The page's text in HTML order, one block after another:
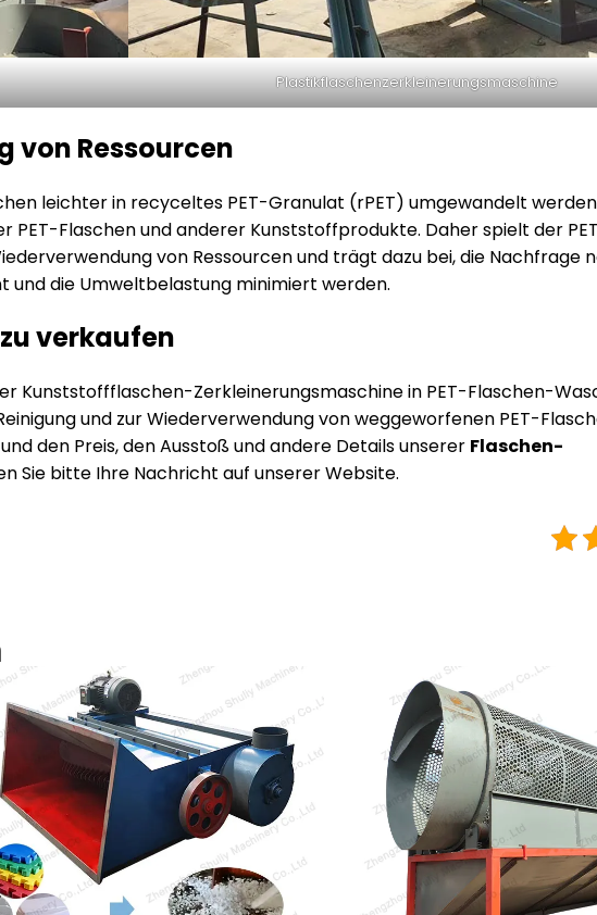
Plastikflaschenzerkleinerungsmaschine
von Ressourcen
leichter in recyceltes PET-Granulat (rPET) umgewandelt
Flaschen und anderer Kunststoffprodukte. Daher spielt der
von Ressourcen und trägt dazu bei, die Nachfrage
und die Umweltbelastung minimiert werden.
verkaufen
Kunststoffflaschen-Zerkleinerungsmaschine in PET-Flaschen-
und zur Wiederverwendung von weggeworfenen PET-
den Preis, den Ausstoß und andere Details unserer Flaschen-
Sie bitte Ihre Nachricht auf unserer Website.